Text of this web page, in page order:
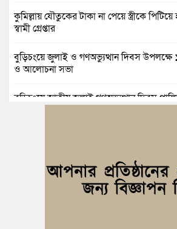
কুমিল্লায় যৌতুকের টাকা না পেয়ে স্ত্রীকে
স্বামী গ্রেপ্তার
বুড়িচংয়ে জুলাই ও গণঅভ্যুত্থান দিবস উপলক্ষে
ও আলোচনা সভা
বুড়িচংয়ে জাতীয় জুলাই গণঅভ্যুত্থান দিবস
ব্রাহ্মণপাড়ায় প্রবাসীর বাড়িতে বেড়াতে